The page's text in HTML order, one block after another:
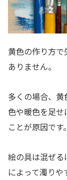
黄色の作り方
ありません。
多くの場合、
色や暖色を足せ
ことが原因です。
絵の具は混ぜ
によって濁り